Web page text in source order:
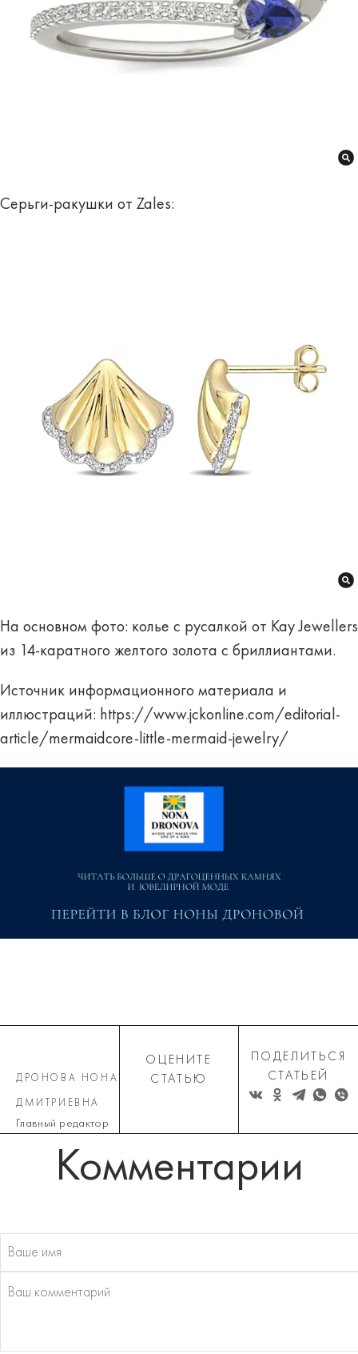
Серьги-ракушки от Zales:
На основном фото: колье с русалкой от Kay Jewellers
из 14-каратного желтого золота с бриллиантами.
Источник информационного материала и
иллюстраций: https://www.jckonline.com/editorial-
article/mermaidcore-little-mermaid-jewelry/
ДРОНОВА НОНА
ДМИТРИЕВНА
Главный редактор
ОЦЕНИТЕ
СТАТЬЮ
ПОДЕЛИТЬСЯ
СТАТЬЕЙ
Комментарии